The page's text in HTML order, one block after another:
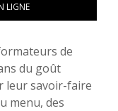
LIGNE
de
du goût
leur savoir-faire
menu, des